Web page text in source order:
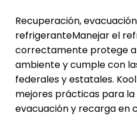
Recuperación,
refrigeranteManejar el
correctamente protege a
ambiente y cumple con
federales y estatales.
mejores prácticas para
evacuación y recarga en